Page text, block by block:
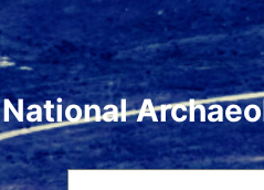
National